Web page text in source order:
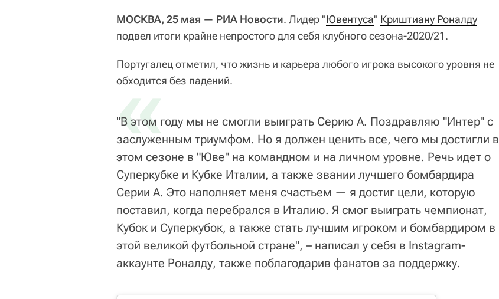
МОСКВА, 25 мая — РИА Новости. Лидер "Ювентуса" Криштиану Роналду
подвел итоги крайне непростого для себя клубного сезона-2020/21.
Португалец отметил, что жизнь и карьера любого игрока высокого уровня не
обходится без падений.
«
"В этом году мы не смогли выиграть Серию А. Поздравляю "Интер" с
заслуженным триумфом. Но я должен ценить все, чего мы достигли в
этом сезоне в "Юве" на командном и на личном уровне. Речь идет о
Суперкубке и Кубке Италии, а также звании лучшего бомбардира
Серии А. Это наполняет меня счастьем — я достиг цели, которую
поставил, когда перебрался в Италию. Я смог выиграть чемпионат,
Кубок и Суперкубок, а также стать лучшим игроком и бомбардиром в
этой великой футбольной стране", – написал у себя в Instagram-
аккаунте Роналду, также поблагодарив фанатов за поддержку.